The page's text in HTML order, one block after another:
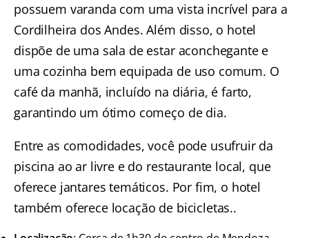
possuem varanda com uma vista incrível para a
Cordilheira dos Andes. Além disso, o hotel
dispõe de uma sala de estar aconchegante e
uma cozinha bem equipada de uso comum. O
café da manhã, incluído na diária, é farto,
garantindo um ótimo começo de dia.
Entre as comodidades, você pode usufruir da
piscina ao ar livre e do restaurante local, que
oferece jantares temáticos. Por fim, o hotel
também oferece locação de bicicletas..